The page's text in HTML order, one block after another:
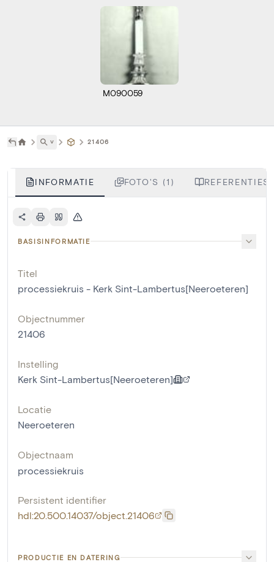
M090059
˅ 21406
INFORMATIE FOTO'S (1) REFERENTIES
BASISINFORMATIE
Titel
processiekruis - Kerk Sint-Lambertus[Neeroeteren]
Objectnummer
21406
Instelling
Kerk Sint-Lambertus[Neeroeteren]
Locatie
Neeroeteren
Objectnaam
processiekruis
Persistent identifier
hdl:20.500.14037/object.21406
PRODUCTIE EN DATERING